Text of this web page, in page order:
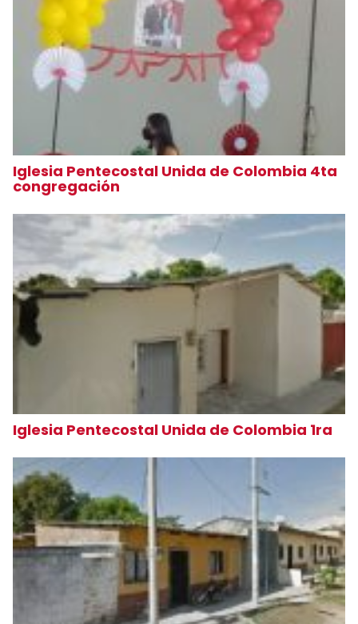
Iglesia Pentecostal Unida de Colombia 4ta
congregación
Iglesia Pentecostal Unida de Colombia 1ra